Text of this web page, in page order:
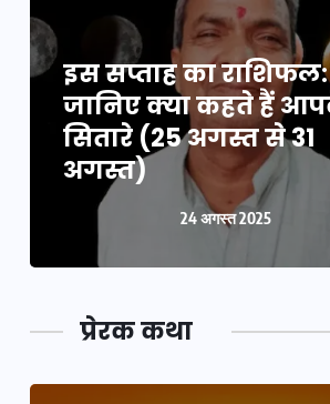
इस सप्ताह का राशिफल:
जानिए क्या कहते हैं
सितारे (25 अगस्त से 31
अगस्त)
24 अगस्त 2025
प्रेरक कथा